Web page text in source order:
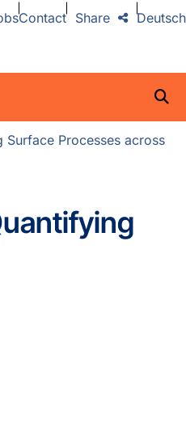
Contact Deutsch
Share
Surface Processes across